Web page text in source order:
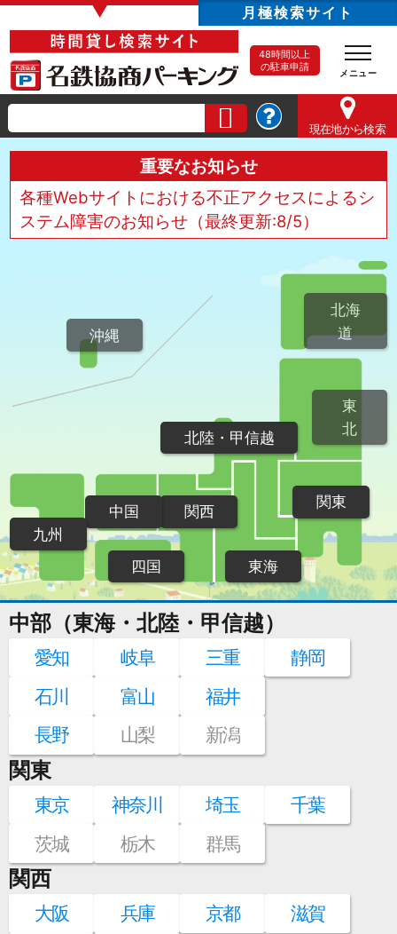
▼ 月極検索サイト
48時間以上
の駐車申請
現在地から検索
重要なお知らせ
各種Webサイトにおける不正アクセスによるシ
ステム障害のお知らせ（最終更新:8/5）
北海
道
東
北
関東
北陸・甲信越
東海
関西
中国
四国
九州
沖縄
中部（東海・北陸・甲信越）
愛知 岐阜 三重
静岡
石川
富山
福井
長野
山梨 新潟
関東
東京 神奈川 埼玉
千葉
茨城
栃木 群馬
関西
大阪 兵庫 京都
滋賀